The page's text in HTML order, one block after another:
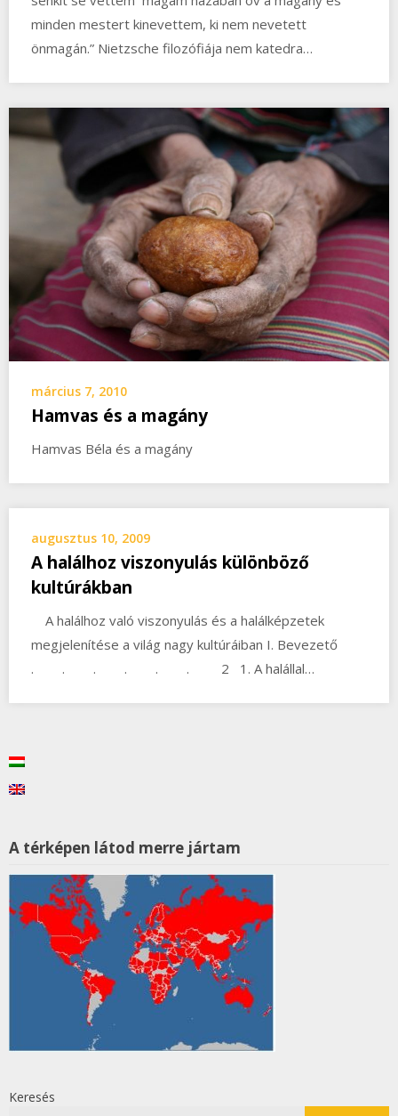
minden mestert kinevettem, ki nem nevetett
önmagán.” Nietzsche filozófiája nem katedra…
március 7, 2010
Hamvas és a magány
Hamvas Béla és a magány
augusztus 10, 2009
A halálhoz viszonyulás különböző
kultúrákban
A halálhoz való viszonyulás és a halálképzetek
megjelenítése a világ nagy kultúráiban I. Bevezető
. . . . . . 2 1. A halállal…
A térképen látod merre jártam
Keresés